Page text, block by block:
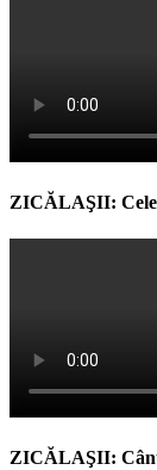
ZICĂLAŞII: Cele
ZICĂLAŞII: